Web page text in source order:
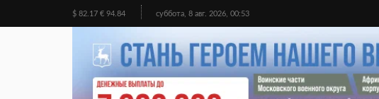
$ 82.17 € 94.84 суббота, 8 авг. 2026, 00:53